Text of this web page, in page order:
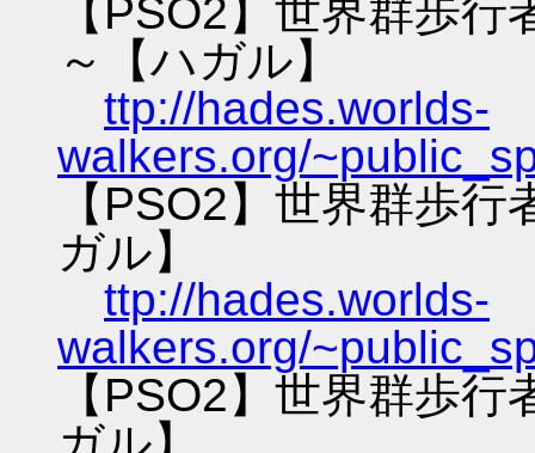
【PSO2】世界群歩
～【ハガル】
ttp://hades.worlds-
walkers.org/
【PSO2】世界群歩
ガル】
ttp://hades.worlds-
walkers.org/
【PSO2】世界群歩